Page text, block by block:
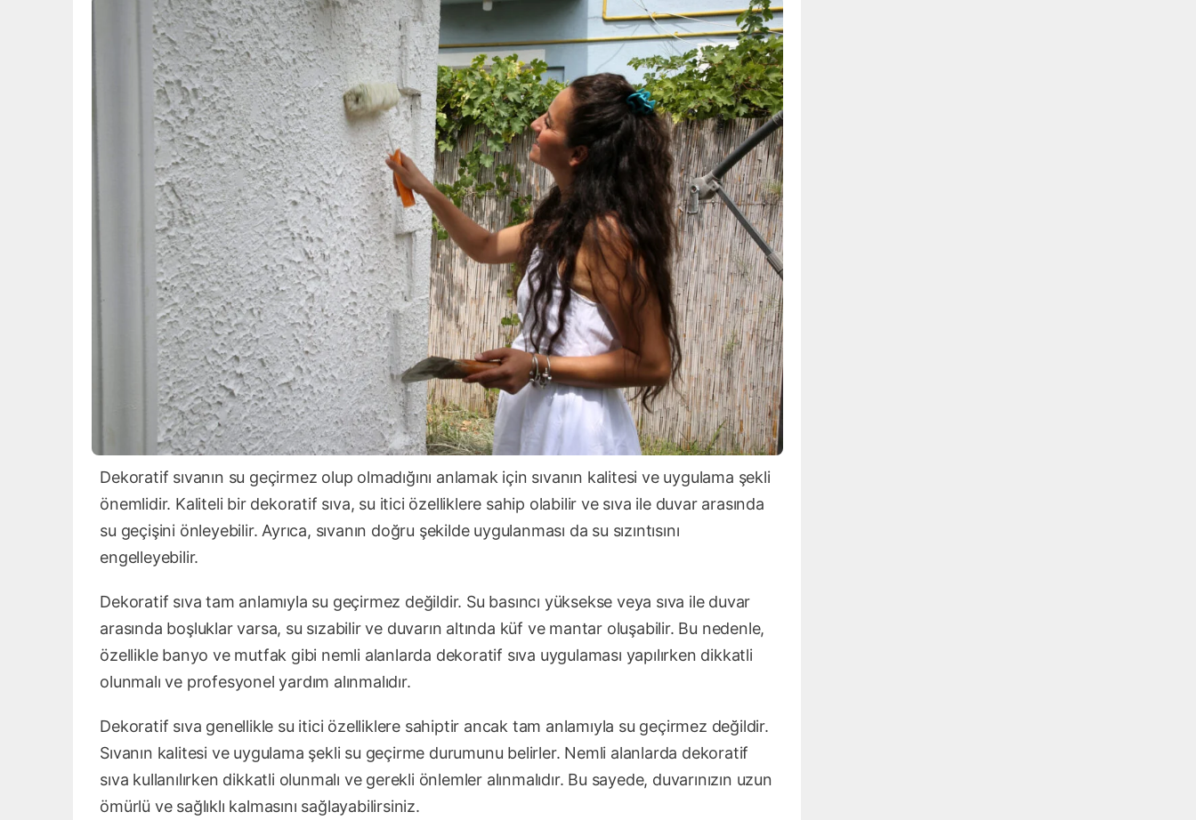
Dekoratif sıvanın su geçirmez olup olmadığını anlamak için sıvanın kalitesi ve uygulama şekli
önemlidir. Kaliteli bir dekoratif sıva, su itici özelliklere sahip olabilir ve sıva ile duvar arasında
su geçişini önleyebilir. Ayrıca, sıvanın doğru şekilde uygulanması da su sızıntısını
engelleyebilir.
Dekoratif sıva tam anlamıyla su geçirmez değildir. Su basıncı yüksekse veya sıva ile duvar
arasında boşluklar varsa, su sızabilir ve duvarın altında küf ve mantar oluşabilir. Bu nedenle,
özellikle banyo ve mutfak gibi nemli alanlarda dekoratif sıva uygulaması yapılırken dikkatli
olunmalı ve profesyonel yardım alınmalıdır.
Dekoratif sıva genellikle su itici özelliklere sahiptir ancak tam anlamıyla su geçirmez değildir.
Sıvanın kalitesi ve uygulama şekli su geçirme durumunu belirler. Nemli alanlarda dekoratif
sıva kullanılırken dikkatli olunmalı ve gerekli önlemler alınmalıdır. Bu sayede, duvarınızın uzun
ömürlü ve sağlıklı kalmasını sağlayabilirsiniz.